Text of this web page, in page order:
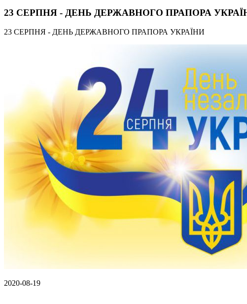
23 СЕРПНЯ - ДЕНЬ ДЕРЖАВНОГО ПРАПОРА
23 СЕРПНЯ - ДЕНЬ ДЕРЖАВНОГО ПРАПОРА УКРАЇНИ
2020-08-19